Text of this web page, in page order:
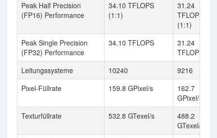
Peak Half Precision
(FP16) Performance
34.10 TFLOPS
(1:1)
31.24
TFLOPS
(1:1)
Peak Single Precision
(FP32) Performance
34.10 TFLOPS
31.24
TFLOPS
Leitungssysteme
10240
9216
Pixel-Füllrate
159.8 GPixel/s
162.7
GPixel/s
Texturfüllrate
532.8 GTexel/s
488.2
GTexel/s